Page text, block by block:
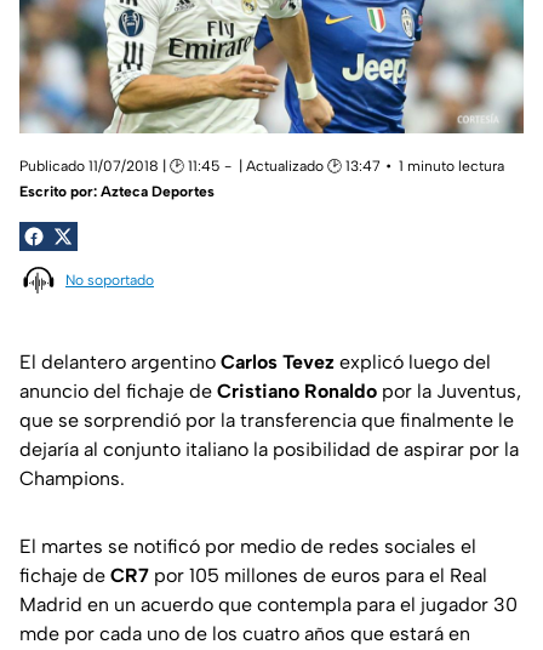
Publicado 11/07/2018 | 🕑 11:45 | Actualizado 🕑 13:47
1 minuto lectura
Escrito por: Azteca Deportes
No soportado
El delantero argentino Carlos Tevez explicó luego del
anuncio del fichaje de Cristiano Ronaldo por la Juventus,
que se sorprendió por la transferencia que finalmente le
dejaría al conjunto italiano la posibilidad de aspirar por la
Champions.
El martes se notificó por medio de redes sociales el
fichaje de CR7 por 105 millones de euros para el Real
Madrid en un acuerdo que contempla para el jugador 30
mde por cada uno de los cuatro años que estará en